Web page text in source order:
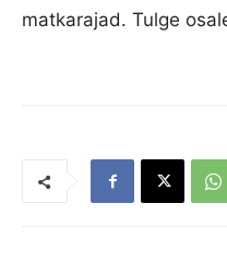
matkarajad. Tulge